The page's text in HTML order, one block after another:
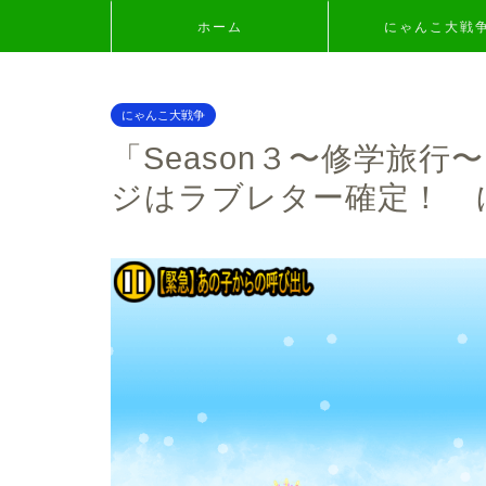
ホーム にゃんこ大戦
にゃんこ大戦争
「Season３〜修学旅行
ジはラブレター確定！